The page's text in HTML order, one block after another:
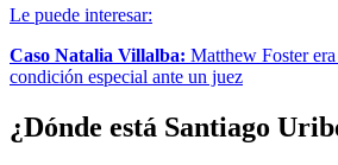
Le puede interesar:
Caso Natalia Villalba: Matthew Foster
condición especial ante un juez
¿Dónde está Santiago